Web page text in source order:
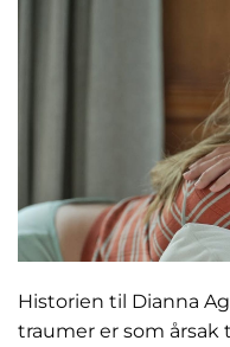
Historien til Dianna
traumer er som årsak